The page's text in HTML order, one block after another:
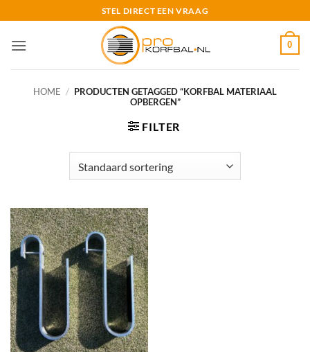
naar
inhoud
STEL DIRECT EEN VRAAG
0
HOME / PRODUCTEN GETAGGED “KORFBAL MATERIAAL
OPBERGEN”
FILTER